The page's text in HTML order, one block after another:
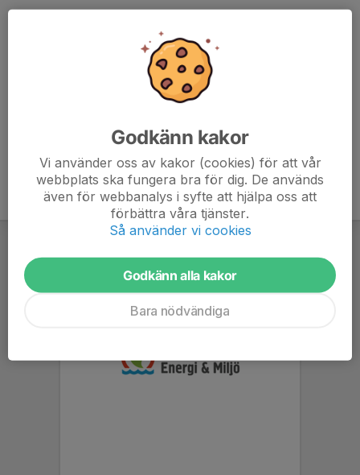
Godkänn kakor
Vi använder oss av kakor (cookies) för att vår
webbplats ska fungera bra för dig. De används
även för webbanalys i syfte att hjälpa oss att
förbättra våra tjänster.
Så använder vi cookies
Godkänn alla kakor
Bara nödvändiga